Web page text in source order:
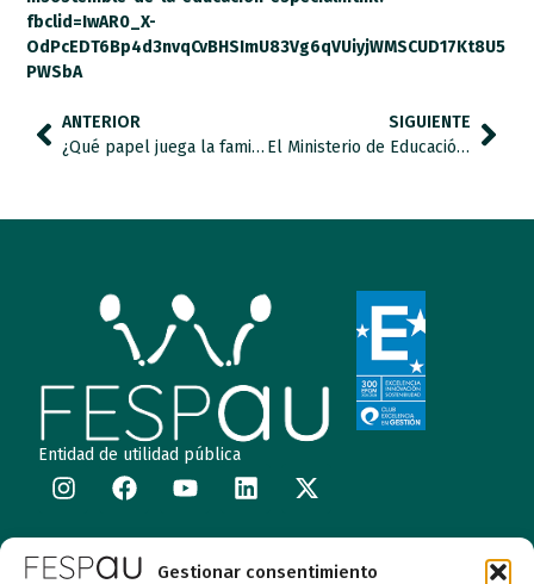
Gestionar consentimiento
fbclid=IwAR0_X-
OdPcEDT6Bp4d3nvqCvBHSImU83Vg6qVUiyjWMSCUD17Kt8U5
PWSbA
ANTERIOR
¿Qué papel juega la familia de una persona con autismo?
SIGUIENTE
El Ministerio de Educación extiende por primera vez el sistema de becas a todo el alumnado con trastorno del espectro del autismo
Entidad de utilidad pública